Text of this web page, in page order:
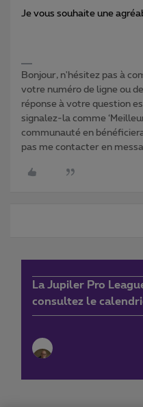
Je vous souhaite une
Bonjour, n'hésitez pas à
votre numéro de ligne ou
réponse à votre question
signalez-la comme
communauté en
pas me contacter en
La Jupiler Pro
consultez le